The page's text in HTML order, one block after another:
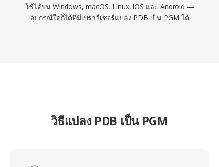
ใช้ได้บน Windows, macOS, Linux, iOS และ Android —
อุปกรณ์ใดก็ได้ที่มีเบราว์เซอร์แปลง PDB เป็น PGM ได้
วิธีแปลง PDB เป็น PGM